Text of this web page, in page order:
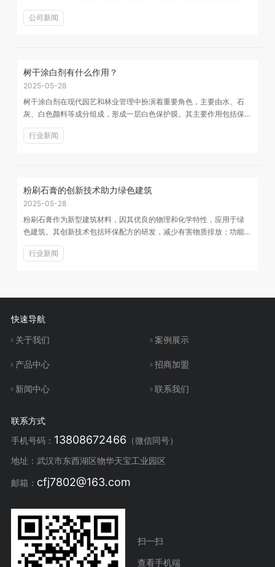
问浏览网站。
公司新闻
树干涂白剂有什么作用？
2025-05-28
树干涂白剂在现代园艺和林业管理中扮演着重要角色，主要由水、石
灰、白色颜料等成分组成，形成一层白色保护膜。其主要作用包括保
护树木免受病虫害、减少日灼和冻害、促进树木生长...
行业新闻
粉刷石膏的创新技术助力绿色建筑
2025-05-28
粉刷石膏作为新型建筑材料，因其优良的物理和化学特性，应用于绿
色建筑。其创新技术包括环保配方的研发，减少有害物质排放；功能
性添加剂的应用，如抗菌剂和保温材料，提升建筑性...
行业新闻
快速导航
关于我们
产品中心
新闻中心
案例展示
招商加盟
联系我们
联系方式
手机号码： 13808672466 （微信同号）
地址：武汉市东西湖区物华天宝工业园区
邮箱： cfj7802@163.com
扫一扫
查看手机端